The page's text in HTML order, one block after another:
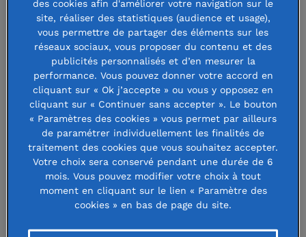
« Salikégné » : réduire la
fracture numérique au
Sénégal
Kadiatou a grandi à Salikégné, au Sénégal, où
elle a poursuivi ses études avant de rejoindre
plus tard sa mère en France. Forte de son
expérience de service civique à France Travail
des cookies afin d'améliorer votre navigation sur le
site, réaliser des statistiques (audience et usage),
vous permettre de partager des éléments sur les
réseaux sociaux, vous proposer du contenu et des
publicités personnalisés et d’en mesurer la
performance. Vous pouvez donner votre accord en
cliquant sur « Ok j’accepte » ou vous y opposez en
cliquant sur « Continuer sans accepter ». Le bouton
« Paramètres des cookies » vous permet par ailleurs
de paramétrer individuellement les finalités de
traitement des cookies que vous souhaitez accepter.
Votre choix sera conservé pendant une durée de 6
mois. Vous pouvez modifier votre choix à tout
moment en cliquant sur le lien « Paramètre des
cookies » en bas de page du site.